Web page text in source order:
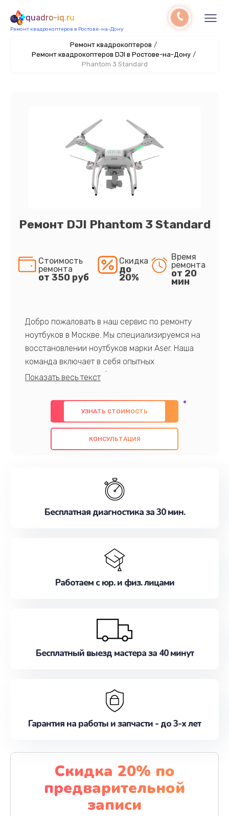
quadro-iq.ru
Ремонт квадрокоптеров в Ростове-на-Дону
Ремонт квадрокоптеров /
Ремонт квадрокоптеров DJI в Ростове-на-Дону /
Phantom 3 Standard
Ремонт DJI Phantom 3 Standard
Стоимость
ремонта
от 350 руб
Скидка
до
20%
Время
ремонта
от 20
мин
Добро пожаловать в наш сервис по ремонту
ноутбуков в Москве. Мы специализируемся на
восстановлении ноутбуков марки Aser. Наша
команда включает в себя опытных
профессионалов с обширными знаниями и
предлагаем быстрый и качественный ремонт с
использованием оригинальных компонентов, а
также гарантируем качество всех
проведенных работ. Наша цель - предоставить
наилучшим образом. Не медлите записаться на
УЗНАТЬ СТОИМОСТЬ
КОНСУЛЬТАЦИЯ
Бесплатная диагностика за 30 мин.
Работаем с юр. и физ. лицами
Бесплатный выезд мастера за 40 минут
Гарантия на работы и запчасти - до 3-х лет
Скидка 20% по
предварительной
записи